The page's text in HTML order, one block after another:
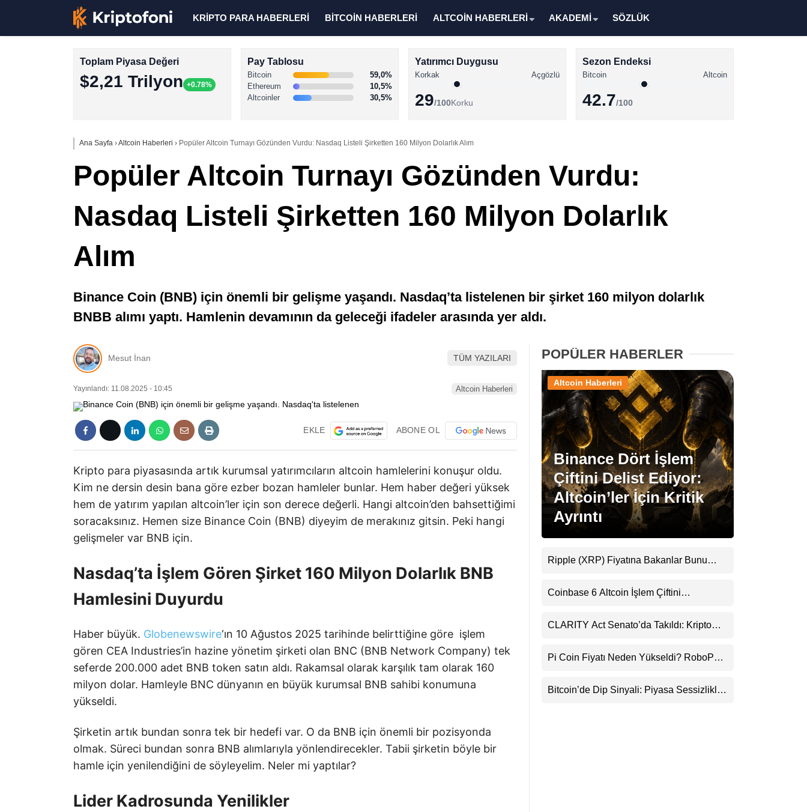
Stablecoin Haberleri
Instagram
Youtube
TikTok
Pinterest
KRİPTO PARA HABERLERİ BİTCOİN HABERLERİ ALTCOİN HABERLERİ AKADEMİ SÖZLÜK
Toplam Piyasa Değeri
$2,21 Trilyon +0.78%
Pay Tablosu
Bitcoin
59,0%
Ethereum
10,5%
Altcoinler
30,5%
Yatırımcı Duygusu
Korkak Açgözlü
29/100Korku
Sezon Endeksi
Bitcoin Altcoin
42.7/100
Ana Sayfa ›Altcoin Haberleri › Popüler Altcoin Turnayı Gözünden Vurdu: Nasdaq Listeli Şirketten 160 Milyon Dolarlık Alım
Popüler Altcoin Turnayı Gözünden Vurdu:
Nasdaq Listeli Şirketten 160 Milyon Dolarlık
Alım
Binance Coin (BNB) için önemli bir gelişme yaşandı. Nasdaq’ta listelenen bir şirket 160 milyon dolarlık
BNBB alımı yaptı. Hamlenin devamının da geleceği ifadeler arasında yer aldı.
Mesut İnan TÜM YAZILARI
Yayınlandı: 11.08.2025 - 10:45 Altcoin Haberleri
EKLE ABONE OL
Kripto para piyasasında artık kurumsal yatırımcıların altcoin hamlelerini konuşur oldu.
Kim ne dersin desin bana göre ezber bozan hamleler bunlar. Hem haber değeri yüksek
hem de yatırım yapılan altcoin’ler için son derece değerli. Hangi altcoin’den bahsettiğimi
soracaksınız. Hemen size Binance Coin (BNB) diyeyim de merakınız gitsin. Peki hangi
gelişmeler var BNB için.
Nasdaq’ta İşlem Gören Şirket 160 Milyon Dolarlık BNB
Hamlesini Duyurdu
Haber büyük. Globenewswire‘ın 10 Ağustos 2025 tarihinde belirttiğine göre işlem
gören CEA Industries’in hazine yönetim şirketi olan BNC (BNB Network Company) tek
seferde 200.000 adet BNB token satın aldı. Rakamsal olarak karşılık tam olarak 160
milyon dolar. Hamleyle BNC dünyanın en büyük kurumsal BNB sahibi konumuna
yükseldi.
Şirketin artık bundan sonra tek bir hedefi var. O da BNB için önemli bir pozisyonda
olmak. Süreci bundan sonra BNB alımlarıyla yönlendirecekler. Tabii şirketin böyle bir
hamle için yenilendiğini de söyleyelim. Neler mi yaptılar?
Lider Kadrosunda Yenilikler
POPÜLER HABERLER
Binance Dört İşlem
Çiftini Delist Ediyor:
Altcoin’ler İçin Kritik
Ayrıntı
Altcoin Haberleri
Ripple (XRP) Fiyatına Bakanlar Bunu
Uyarı
Coinbase 6 Altcoin İşlem Çiftini
CLARITY Act Senato’da Takıldı: Kripto
Pi Coin Fiyatı Neden Yükseldi? RoboPay
Destekledi
Bitcoin’de Dip Sinyali: Piyasa Sessizlikle